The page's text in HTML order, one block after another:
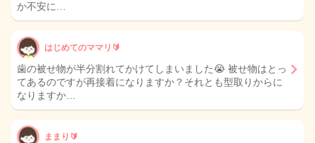
か不安に…
はじめてのママリ🔰
歯の被せ物が半分割れてかけてしまいました😭 被せ物はとっ
てあるのですが再接着になりますか？それとも型取りからに
なりますか…
ままり🔰